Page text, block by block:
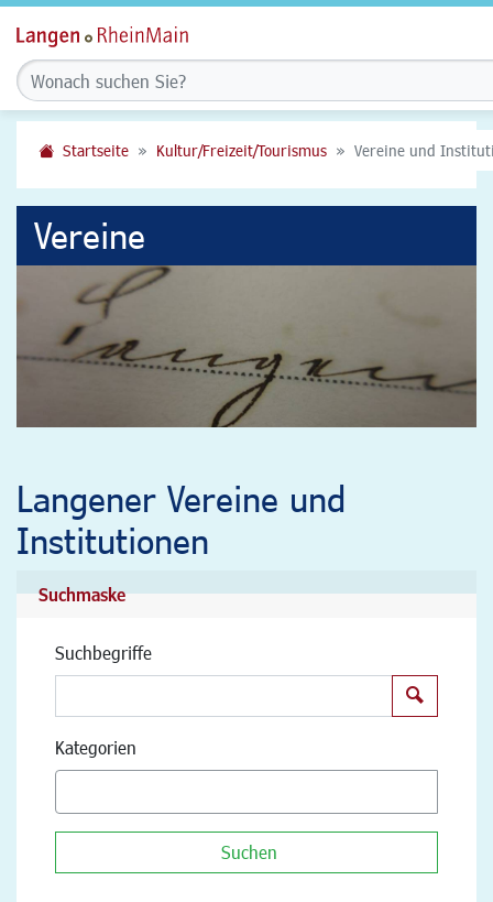
Startseite Kultur/Freizeit/Tourismus Vereine und
Vereine
Langener Vereine und
Institutionen
Suchmaske
Suchbegriffe
Kategorien
Suchen